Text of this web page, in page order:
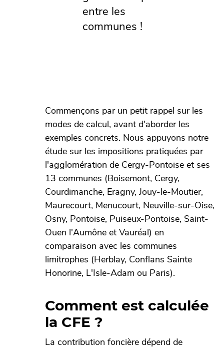
entre les
communes !
Commençons par un petit rappel sur les
modes de calcul, avant d'aborder les
exemples concrets. Nous appuyons notre
étude sur les impositions pratiquées par
l'agglomération de Cergy-Pontoise et ses
13 communes (Boisemont, Cergy,
Courdimanche, Eragny, Jouy-le-Moutier,
Maurecourt, Menucourt, Neuville-sur-Oise,
Osny, Pontoise, Puiseux-Pontoise, Saint-
Ouen l'Aumône et Vauréal) en
comparaison avec les communes
limitrophes (Herblay, Conflans Sainte
Honorine, L'Isle-Adam ou Paris).
Comment est calculée
la CFE ?
La contribution foncière dépend de